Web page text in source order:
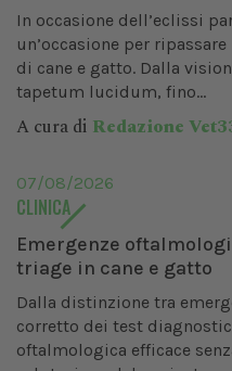
In occasione dell’eclissi
un’occasione per
di cane e gatto. Dalla
tapetum lucidum, fino...
A cura di Redazione
07/08/2026
CLINICA
Emergenze
triage in cane e gatto
Dalla distinzione tra
corretto dei test
oftalmologica efficace